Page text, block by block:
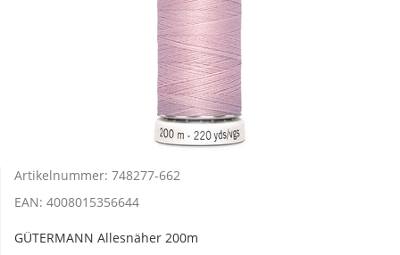
Artikelnummer: 748277-662
EAN: 4008015356644
GÜTERMANN Allesnäher 200m